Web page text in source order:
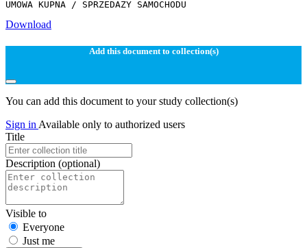
Download
Add this document to collection(s)
You can add this document to your study collection(s)
Sign in Available only to authorized users
Title
Description (optional)
Visible to
Everyone
Just me